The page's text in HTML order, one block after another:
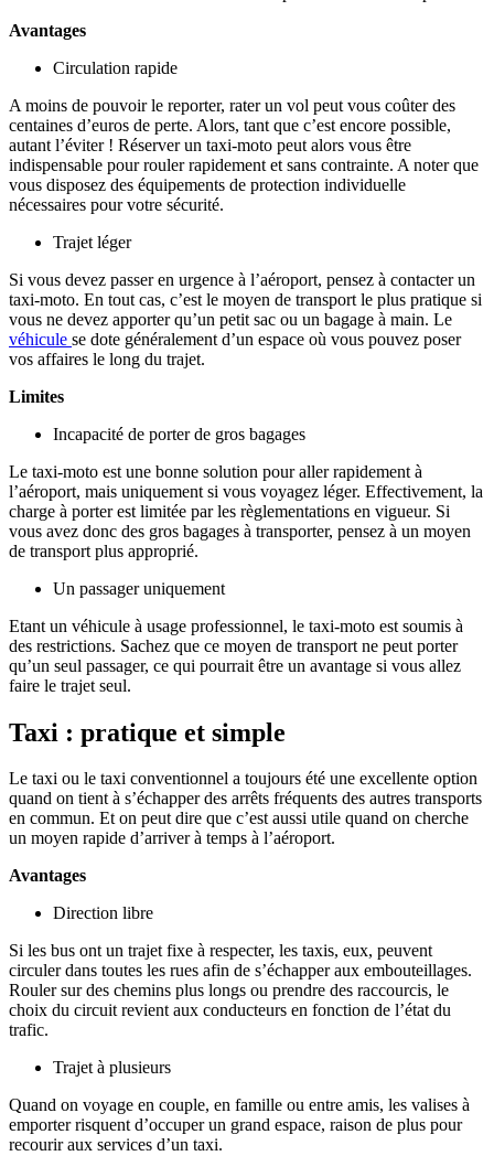
Avantages
Circulation rapide
A moins de pouvoir le reporter, rater un vol peut vous coûter des
centaines d’euros de perte. Alors, tant que c’est encore possible,
autant l’éviter ! Réserver un taxi-moto peut alors vous être
indispensable pour rouler rapidement et sans contrainte. A noter que
vous disposez des équipements de protection individuelle
nécessaires pour votre sécurité.
Trajet léger
Si vous devez passer en urgence à l’aéroport, pensez à contacter un
taxi-moto. En tout cas, c’est le moyen de transport le plus pratique si
vous ne devez apporter qu’un petit sac ou un bagage à main. Le
véhicule se dote généralement d’un espace où vous pouvez poser
vos affaires le long du trajet.
Limites
Incapacité de porter de gros bagages
Le taxi-moto est une bonne solution pour aller rapidement à
l’aéroport, mais uniquement si vous voyagez léger. Effectivement, la
charge à porter est limitée par les règlementations en vigueur. Si
vous avez donc des gros bagages à transporter, pensez à un moyen
de transport plus approprié.
Un passager uniquement
Etant un véhicule à usage professionnel, le taxi-moto est soumis à
des restrictions. Sachez que ce moyen de transport ne peut porter
qu’un seul passager, ce qui pourrait être un avantage si vous allez
faire le trajet seul.
Taxi : pratique et simple
Le taxi ou le taxi conventionnel a toujours été une excellente option
quand on tient à s’échapper des arrêts fréquents des autres transports
en commun. Et on peut dire que c’est aussi utile quand on cherche
un moyen rapide d’arriver à temps à l’aéroport.
Avantages
Direction libre
Si les bus ont un trajet fixe à respecter, les taxis, eux, peuvent
circuler dans toutes les rues afin de s’échapper aux embouteillages.
Rouler sur des chemins plus longs ou prendre des raccourcis, le
choix du circuit revient aux conducteurs en fonction de l’état du
trafic.
Trajet à plusieurs
Quand on voyage en couple, en famille ou entre amis, les valises à
emporter risquent d’occuper un grand espace, raison de plus pour
recourir aux services d’un taxi.